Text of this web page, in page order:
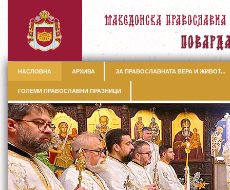
НАСЛОВНА АРХИВА ЗА ПРАВОСЛАВНАТА ВЕРА И ЖИВОТ...
ГОЛЕМИ ПРАВОСЛАВНИ ПРАЗНИЦИ